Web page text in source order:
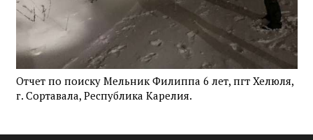
Отчет по поиску Мельник Филиппа 6 лет, пгт Хелюля,
г. Сортавала, Республика Карелия.